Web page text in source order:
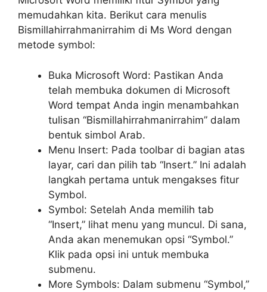
memudahkan kita. Berikut cara menulis
Bismillahirrahmanirrahim di Ms Word dengan
metode symbol:
Buka Microsoft Word: Pastikan Anda
telah membuka dokumen di Microsoft
Word tempat Anda ingin menambahkan
tulisan “Bismillahirrahmanirrahim” dalam
bentuk simbol Arab.
Menu Insert: Pada toolbar di bagian atas
layar, cari dan pilih tab “Insert.” Ini adalah
langkah pertama untuk mengakses fitur
Symbol.
Symbol: Setelah Anda memilih tab
“Insert,” lihat menu yang muncul. Di sana,
Anda akan menemukan opsi “Symbol.”
Klik pada opsi ini untuk membuka
submenu.
More Symbols: Dalam submenu “Symbol,”